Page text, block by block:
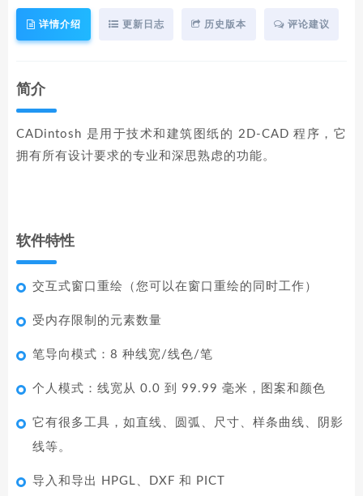
详情介绍 更新日志 历史版本 评论建议
简介
CADintosh 是用于技术和建筑图纸的 2D-CAD 程序，它
拥有所有设计要求的专业和深思熟虑的功能。
软件特性
交互式窗口重绘（您可以在窗口重绘的同时工作）
受内存限制的元素数量
笔导向模式：8 种线宽/线色/笔
个人模式：线宽从 0.0 到 99.99 毫米，图案和颜色
它有很多工具，如直线、圆弧、尺寸、样条曲线、阴影
线等。
导入和导出 HPGL、DXF 和 PICT